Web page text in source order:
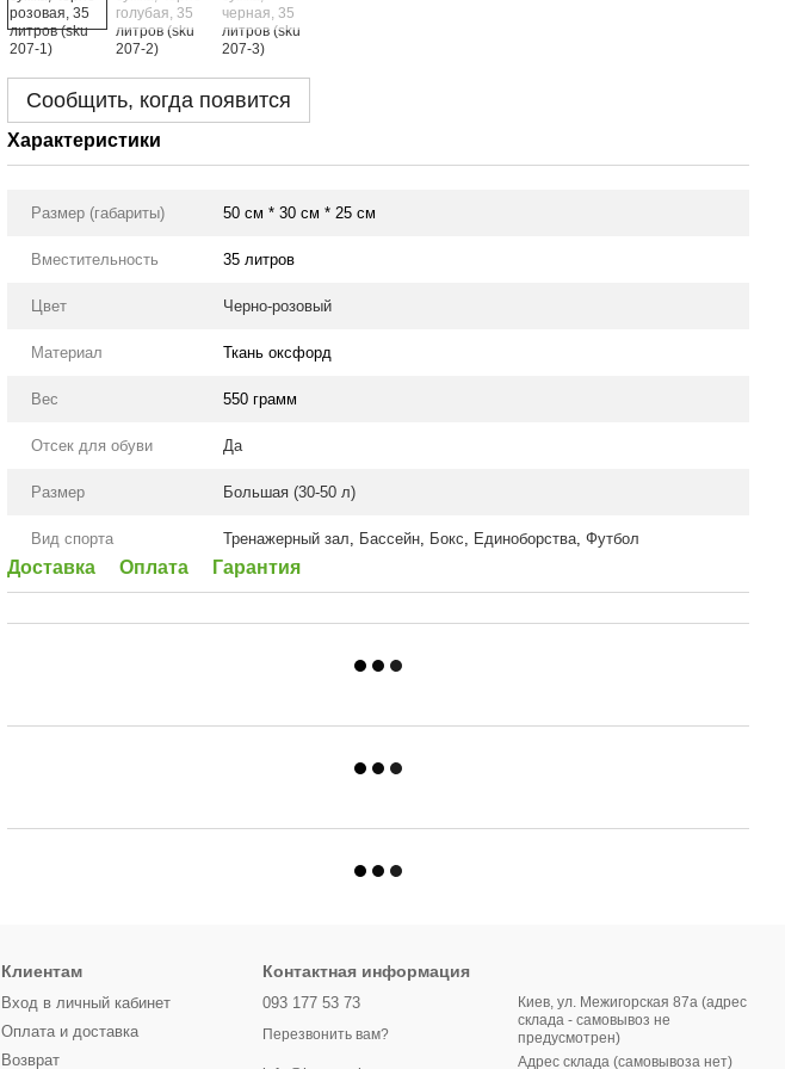
Сообщить, когда появится
Характеристики
Размер (габариты) 50 см * 30 см * 25 см
Вместительность 35 литров
Цвет Черно-розовый
Материал Ткань оксфорд
Вес 550 грамм
Отсек для обуви Да
Размер Большая (30-50 л)
Вид спорта Тренажерный зал, Бассейн, Бокс, Единоборства, Футбол
Доставка Оплата Гарантия
Клиентам
Вход в личный кабинет
Оплата и доставка
Возврат
Контактная информация
093 177 53 73
Перезвонить вам?
Киев, ул. Межигорская 87а (адрес
склада - самовывоз не
предусмотрен)
Адрес склада (самовывоза нет)